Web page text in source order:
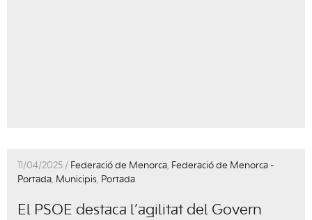
11/04/2025 / Federació de Menorca
Federació de Menorca -
Portada Municipis Portada
El PSOE destaca l’agilitat del Govern